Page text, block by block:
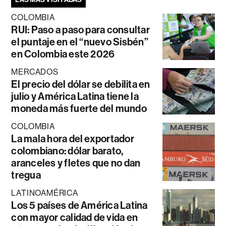
COLOMBIA
RUI: Paso a paso para consultar
el puntaje en el “nuevo Sisbén”
en Colombia este 2026
MERCADOS
El precio del dólar se debilita en
julio y América Latina tiene la
moneda más fuerte del mundo
COLOMBIA
La mala hora del exportador
colombiano: dólar barato,
aranceles y fletes que no dan
tregua
LATINOAMÉRICA
Los 5 países de América Latina
con mayor calidad de vida en